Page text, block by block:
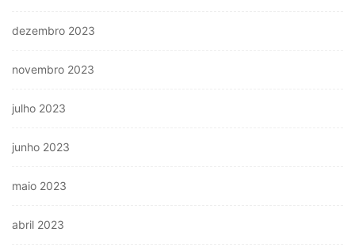
dezembro 2023
novembro 2023
julho 2023
junho 2023
maio 2023
abril 2023